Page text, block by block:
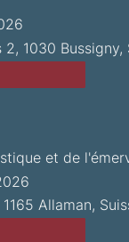
2, 1030 Bussigny,
et de
Allaman,